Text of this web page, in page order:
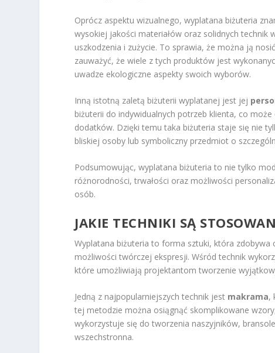
Oprócz aspektu wizualnego, wyplatana biżuteria
wysokiej jakości materiałów oraz solidnych
uszkodzenia i zużycie. To sprawia, że można ją
zauważyć, że wiele z tych produktów jest
uwadze ekologiczne aspekty swoich wyborów.
Inną istotną zaletą biżuterii wyplatanej jest jej
biżuterii do indywidualnych potrzeb klienta, co
dodatków. Dzięki temu taka biżuteria staje się nie
bliskiej osoby lub symboliczny przedmiot o
Podsumowując, wyplatana biżuteria to nie tylko
różnorodności, trwałości oraz możliwości
osób.
JAKIE TECHNIKI SĄ
Wyplatana biżuteria to forma sztuki, która
możliwości twórczej ekspresji. Wśród technik
które umożliwiają projektantom tworzenie
Jedną z najpopularniejszych technik jest makrama,
tej metodzie można osiągnąć skomplikowane
wykorzystuje się do tworzenia naszyjników,
wszechstronna.